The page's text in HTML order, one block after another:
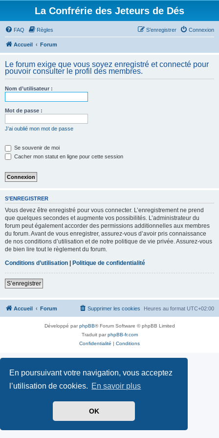
En poursuivant votre navigation, vous acceptez
l’utilisation de cookies. En savoir plus
OK
La Confrérie des Jeteurs de Dés
FAQ Règles Connexion
S’enregistrer
Accueil Forum
Le forum exige que vous soyez enregistré et connecté pour
pouvoir consulter le profil des membres.
Nom d’utilisateur :
Mot de passe :
J’ai oublié mon mot de passe
Se souvenir de moi
Cacher mon statut en ligne pour cette session
S’ENREGISTRER
Vous devez être enregistré pour vous connecter. L’enregistrement ne prend
que quelques secondes et augmente vos possibilités. L’administrateur du
forum peut également accorder des permissions additionnelles aux membres
du forum. Avant de vous enregistrer, assurez-vous d’avoir pris connaissance
de nos conditions d’utilisation et de notre politique de vie privée. Assurez-vous
de bien lire tout le règlement du forum.
Conditions d’utilisation | Politique de confidentialité
S’enregistrer
Accueil Forum Heures au format UTC+02:00
Supprimer les cookies
Développé parphpBB® Forum Software © phpBB Limited
Traduit parphpBB-fr.com
Confidentialité | Conditions